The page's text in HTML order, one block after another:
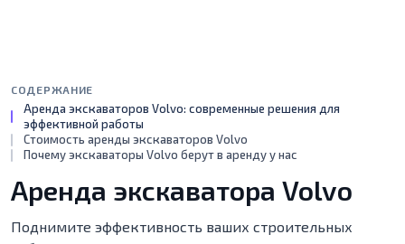
СОДЕРЖАНИЕ
Аренда экскаваторов Volvo: современные решения для
эффективной работы
Стоимость аренды экскаваторов Volvo
Почему экскаваторы Volvo берут в аренду у нас
Аренда экскаватора Volvo
Поднимите эффективность ваших строительных